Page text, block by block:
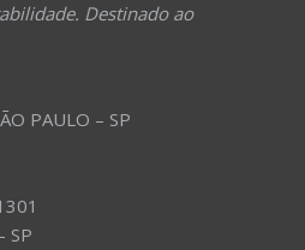
Destinado ao
PAULO – SP
SP